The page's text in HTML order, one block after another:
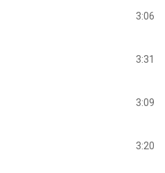
3:06
3:31
3:09
3:20